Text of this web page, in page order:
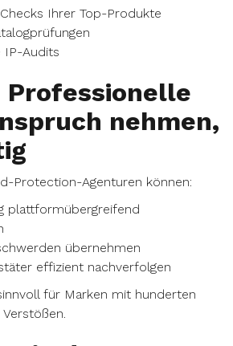
Ihrer Top-Produkte
IP-Audits
nehmen,
Protection-Agenturen können:
plattformübergreifend
übernehmen
effizient nachverfolgen
für Marken mit hunderten